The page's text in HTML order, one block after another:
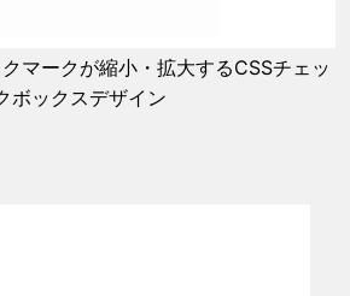
マークが縮小・拡大するCSSチェッ
ボックスデザイン